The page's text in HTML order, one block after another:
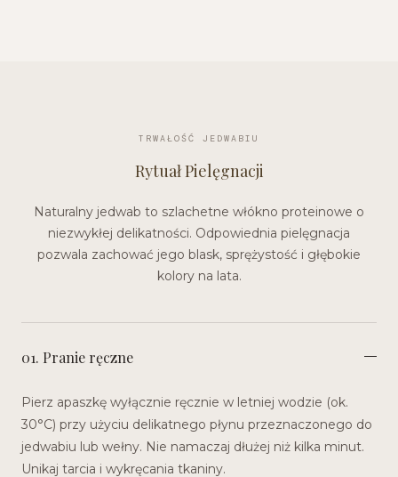
TRWAŁOŚĆ JEDWABIU
Rytuał Pielęgnacji
Naturalny jedwab to szlachetne włókno proteinowe o
niezwykłej delikatności. Odpowiednia pielęgnacja
pozwala zachować jego blask, sprężystość i głębokie
kolory na lata.
01. Pranie ręczne
Pierz apaszkę wyłącznie ręcznie w letniej wodzie (ok.
30°C) przy użyciu delikatnego płynu przeznaczonego do
jedwabiu lub wełny. Nie namaczaj dłużej niż kilka minut.
Unikaj tarcia i wykręcania tkaniny.